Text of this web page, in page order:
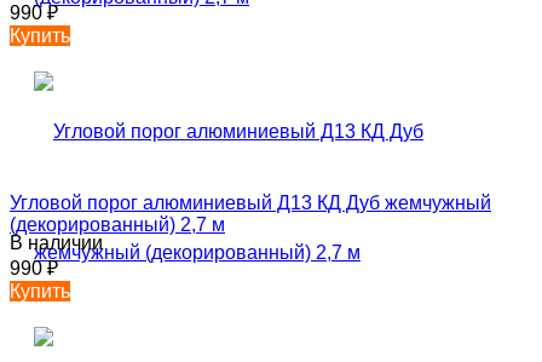
990 ₽
Купить
Угловой порог алюминиевый Д13 КД Дуб жемчужный
(декорированный) 2,7 м
В наличии
990₽
Купить